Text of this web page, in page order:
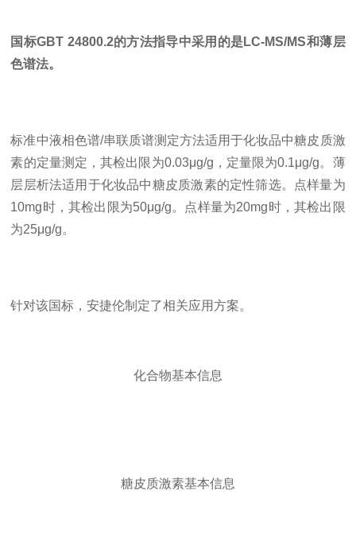
国标GBT 24800.2的方法指导中采用的是LC-MS/MS和薄层
色谱法。
标准中液相色谱/串联质谱测定方法适用于化妆品中糖皮质激
素的定量测定，其检出限为0.03μg/g，定量限为0.1μg/g。薄
层层析法适用于化妆品中糖皮质激素的定性筛选。点样量为
10mg时，其检出限为50μg/g。点样量为20mg时，其检出限
为25μg/g。
针对该国标，安捷伦制定了相关应用方案。
化合物基本信息
糖皮质激素基本信息